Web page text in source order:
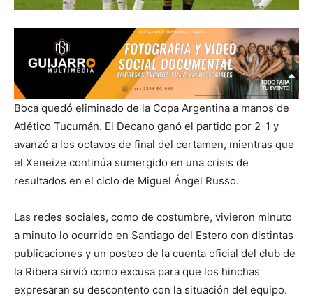
Boca quedó eliminado de la Copa Argentina a manos de
Atlético Tucumán. El Decano ganó el partido por 2-1 y
avanzó a los octavos de final del certamen, mientras que
el Xeneize continúa sumergido en una crisis de
resultados en el ciclo de Miguel Ángel Russo.
Las redes sociales, como de costumbre, vivieron minuto
a minuto lo ocurrido en Santiago del Estero con distintas
publicaciones y un posteo de la cuenta oficial del club de
la Ribera sirvió como excusa para que los hinchas
expresaran su descontento con la situación del equipo.